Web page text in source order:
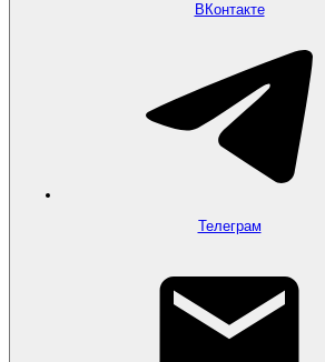
ВКонтакте
Телеграм